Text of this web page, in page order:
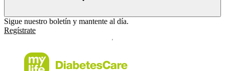
Sigue nuestro boletín y mantente al día.
Regístrate